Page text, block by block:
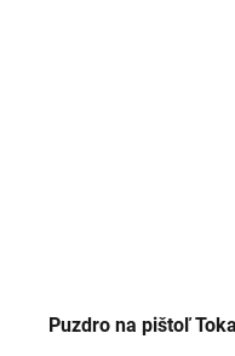
Puzdro na pištoľ